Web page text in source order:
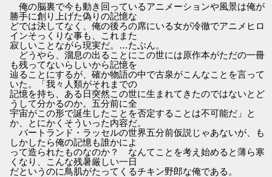
俺の脳裏で今も動き回っているアニメーションや風景は俺が
勝手に創り上げた偽りの記憶な
どでは決してなく、俺の後ろの席にいる女が冷徹でアニメヒロ
インそっくりな事も、これまた
寂しいことながら現実だ。…たぶん。
どうやら、溜息の出ることにこの世には原作本がただの一冊
も残ってないらしいから記憶を
辿ることにするが、確か物語の中で古泉がこんなことを言って
いた。「我々人類がそれまでの
記憶を持ち、ある日突然この世に生まれてきたのではないとど
うして分かるのか。五分前に全
宇宙がこの形で誕生したことを否定することは不可能だ」と
か、とにかくそういった内容だ。
バートランド・ラッセルの世界五分前仮説じゃあないが、も
しかしたら俺の記憶も誰かによ
って造られたものなのか？ なんてことを考え始めると薄ら寒
くなり、こんな残暑厳しい一日
だというのに鳥肌がたってくるチキン野郎な俺である。